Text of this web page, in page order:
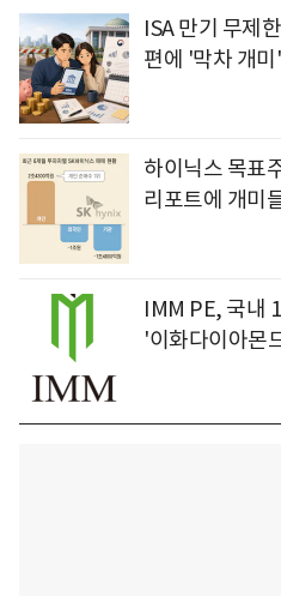
ISA 만기 무제
편에 '막차 개
하이닉스 목표
리포트에 개미
IMM PE, 국내
'이화다이아몬